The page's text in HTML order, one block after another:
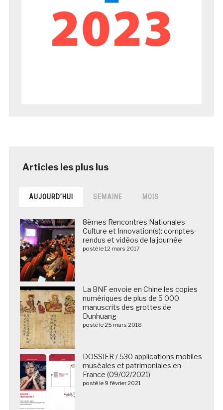
AUJOURD’HUI SEMAINE MOIS
8èmes Rencontres Nationales
Culture et Innovation(s): comptes-
rendus et vidéos de la journée
posté le 12 mars 2017
La BNF envoie en Chine les copies
numériques de plus de 5 000
manuscrits des grottes de
Dunhuang
posté le 25 mars 2018
DOSSIER / 530 applications mobiles
muséales et patrimoniales en
France (09/02/2021)
posté le 9 février 2021